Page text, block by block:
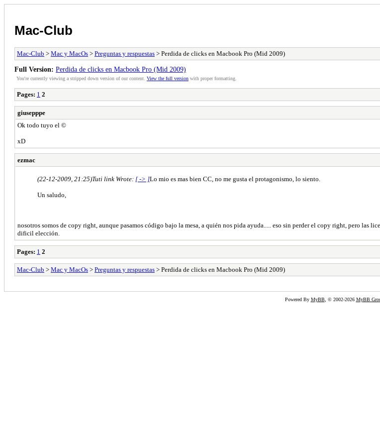
Mac-Club
Mac-Club > Mac y MacOs > Preguntas y respuestas > Perdida de clicks en Macbook Pro (Mid 2009)
Full Version: Perdida de clicks en Macbook Pro (Mid 2009)
You're currently viewing a stripped down version of our content. View the full version with proper formatting.
Pages: 1 2
giusepppe
Ok todo tuyo el ©
xD
ezmac
(22-12-2009, 21:25)Tuti link Wrote: [ -> ]Lo mio es mas bien CC, no me gusta el protagonismo, lo siento.
Un saludo,
nosotros somos de copy right, aunque pasamos código bajo la mesa, a quién nos pida ayuda..... eso sin perder el copy right, pero las
dificil elección.
Pages: 1 2
Mac-Club > Mac y MacOs > Preguntas y respuestas > Perdida de clicks en Macbook Pro (Mid 2009)
Powered By MyBB, © 2002-2026 MyBB